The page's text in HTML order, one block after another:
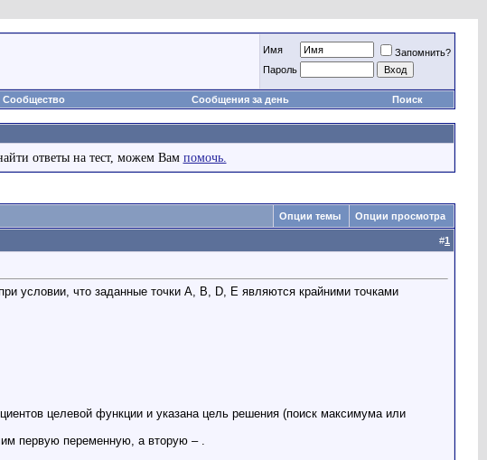
Имя
Запомнить?
Пароль
Сообщество Сообщения за день Поиск
ответы на тест, можем Вам помочь.
Опции темы Опции просмотра
#1
условии, что заданные точки A, B, D, E являются крайними точками
целевой функции и указана цель решения (поиск максимума или
первую переменную, а вторую – .